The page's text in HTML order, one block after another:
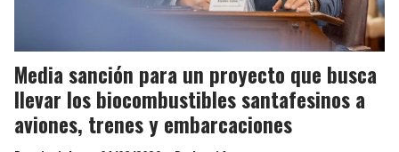
Media sanción para un proyecto que busca
llevar los biocombustibles santafesinos a
aviones, trenes y embarcaciones